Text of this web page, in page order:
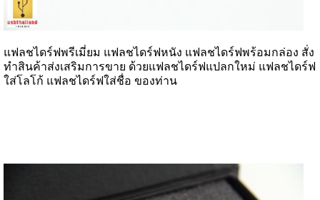
แฟลชไดร์ฟพรีเมี่ยม แฟลชไดร์ฟหนัง แฟลชไดร์ฟพร้อมกล่อง สั่ง
ทำสินค้าส่งเสริมการขาย ด้วยแฟลชไดร์ฟแปลกใหม่ แฟลชไดร์ฟ
ใส่โลโก้ แฟลชไดร์ฟใส่ชื่อ ของท่าน